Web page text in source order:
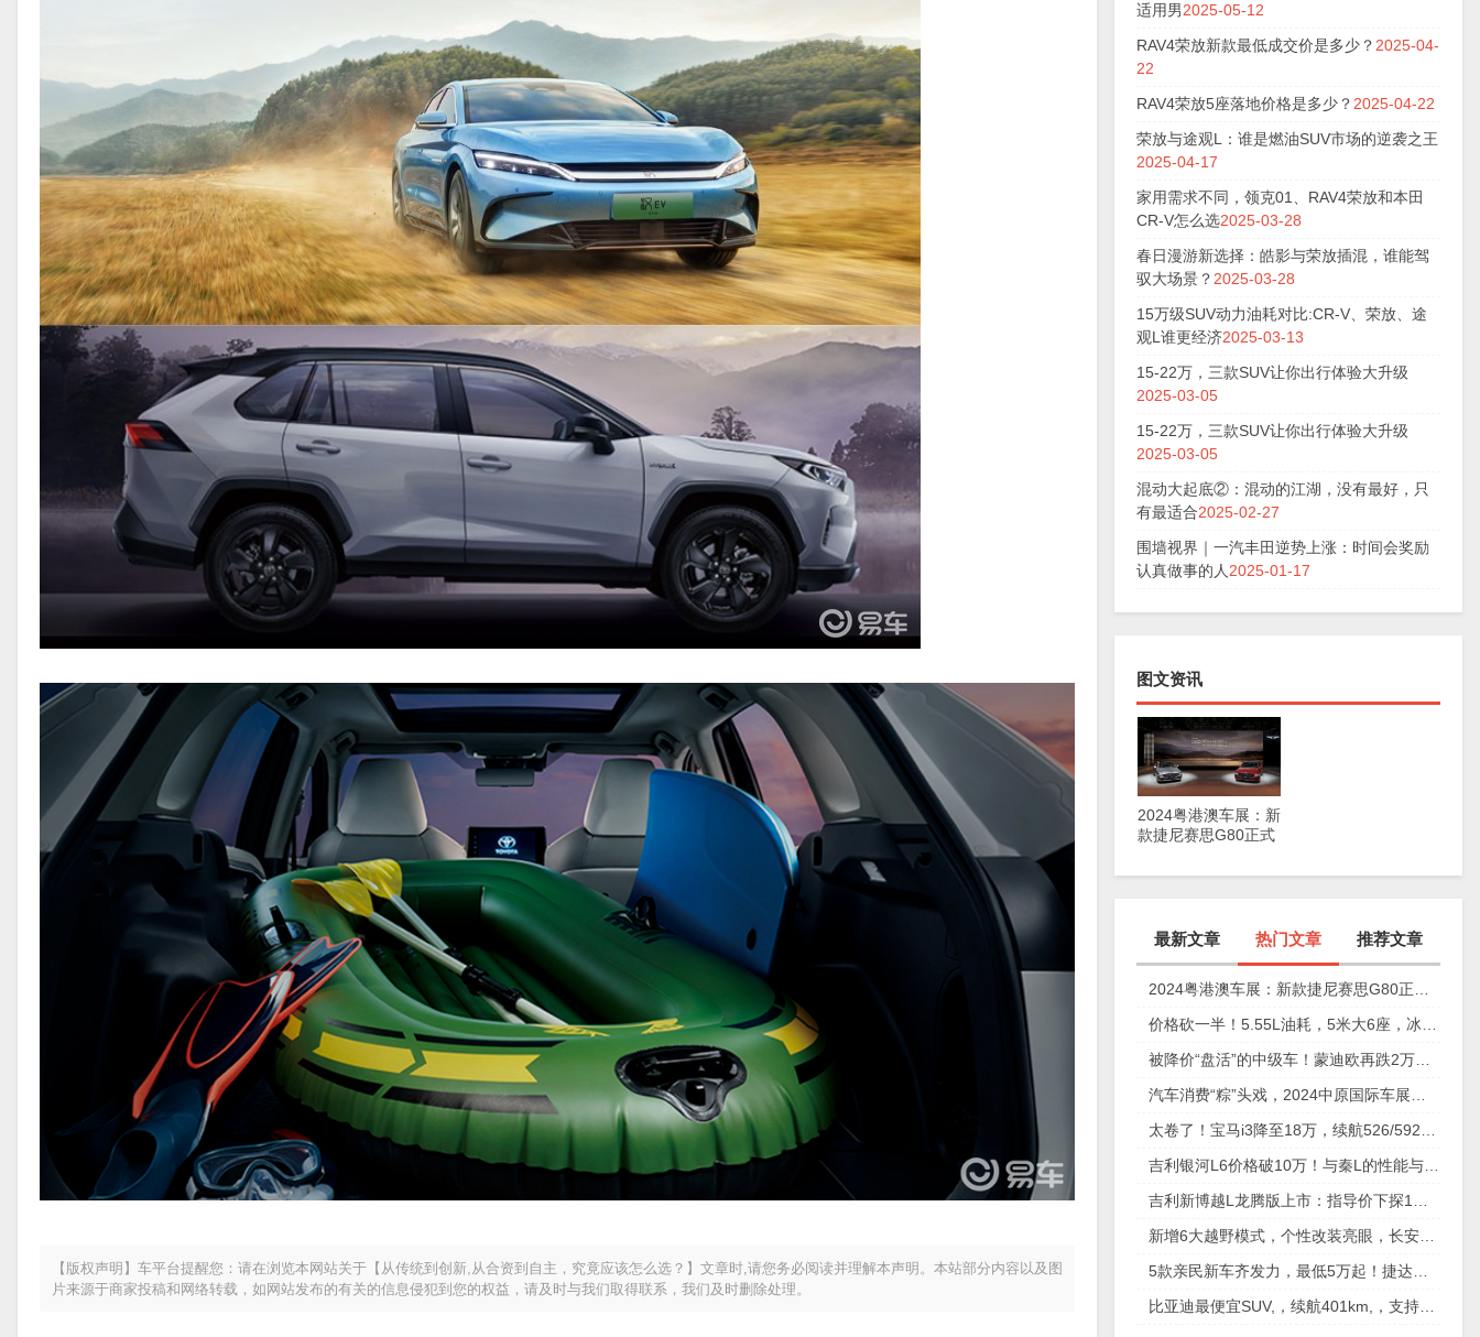
【版权声明】车平台提醒您：请在浏览本网站关于【从传统到创新,从合资到自主，究竟应该怎么选？】文章时,请您务必阅读并理解本声明。本站部分内容以及图
片来源于商家投稿和网络转载，如网站发布的有关的信息侵犯到您的权益，请及时与我们取得联系，我们及时删除处理。
适用男2025-05-12
RAV4荣放新款最低成交价是多少？ 2025-04-
22
RAV4荣放5座落地价格是多少？ 2025-04-22
荣放与途观L：谁是燃油SUV市场的逆袭之王
2025-04-17
家用需求不同，领克01、RAV4荣放和本田
CR-V怎么选2025-03-28
春日漫游新选择：皓影与荣放插混，谁能驾
驭大场景？ 2025-03-28
15万级SUV动力油耗对比:CR-V、荣放、途
观L谁更经济2025-03-13
15-22万，三款SUV让你出行体验大升级
2025-03-05
15-22万，三款SUV让你出行体验大升级
2025-03-05
混动大起底②：混动的江湖，没有最好，只
有最适合2025-02-27
围墙视界｜一汽丰田逆势上涨：时间会奖励
认真做事的人 2025-01-17
图文资讯
2024粤港澳车展：新
款捷尼赛思G80正式
最新文章 热门文章 推荐文章